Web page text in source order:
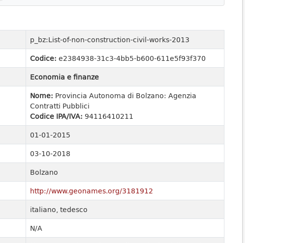
p_bz:List-of-non-construction-civil-works-2013
Codice: e2384938-31c3-4bb5-b600-611e5f93f370
Economia e finanze
Nome: Provincia Autonoma di Bolzano: Agenzia
Contratti Pubblici
Codice IPA/IVA: 94116410211
01-01-2015
03-10-2018
Bolzano
http://www.geonames.org/3181912
italiano, tedesco
N/A